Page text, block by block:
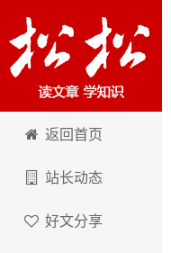
卢松松博客
返回首页
站长动态
好文分享